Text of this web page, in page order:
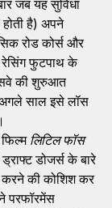
जब यह सुविधा
है) अपने
रोड कोर्स और
फुटपाथ के
की शुरुआत
साल इसे लॉस
लिटिल फॉस
डोजर्स के बारे
करने की कोशिश कर
परफॉरमेंस